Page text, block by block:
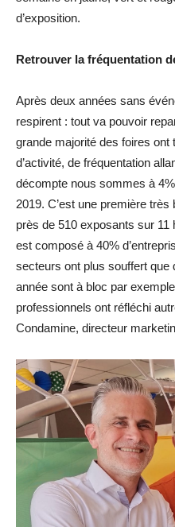
d’exposition.
Retrouver la fréquentation
Après deux années sans
respirent : tout va pouvoir
grande majorité des foires
d’activité, de fréquentation
décompte nous sommes à
2019. C’est une première
près de 510 exposants sur 11
est composé à 40%
secteurs ont plus souffert que
année sont à bloc par
professionnels ont réfléchi
Condamine, directeur